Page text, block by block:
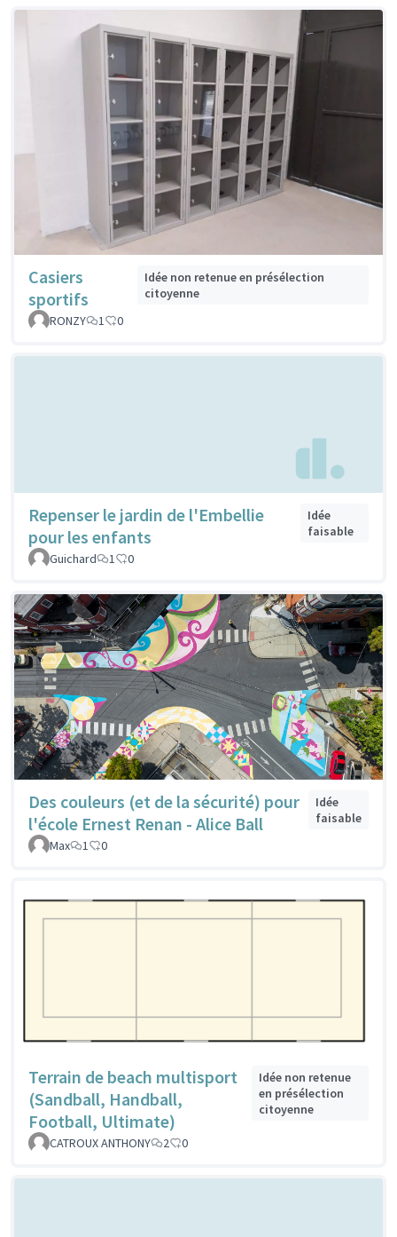
Casiers
sportifs
Idée non retenue en présélection
citoyenne
RONZY
1 0
Repenser le jardin de l'Embellie
pour les enfants
Idée
faisable
Guichard
1 0
Des couleurs (et de la sécurité) pour
l'école Ernest Renan - Alice Ball
Idée
faisable
Max
1 0
Terrain de beach multisport
(Sandball, Handball,
Football, Ultimate)
Idée non retenue
en présélection
citoyenne
CATROUX ANTHONY 2 0